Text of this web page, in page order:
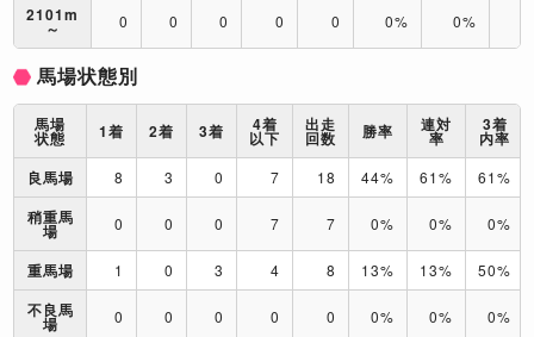
2101m
～ 0 0 0 0 0 0% 0%
馬場状態別
馬場
状態 1着 2着 3着 4着
以下
出走
回数 勝率 連対
率
3着
内率
良馬場
8 3 0 7 18 44% 61% 61%
稍重馬
場 0 0 0 7 7 0% 0% 0%
重馬場 1 0 3 4 8 13% 13% 50%
不良馬
場 0 0 0 0 0 0% 0% 0%